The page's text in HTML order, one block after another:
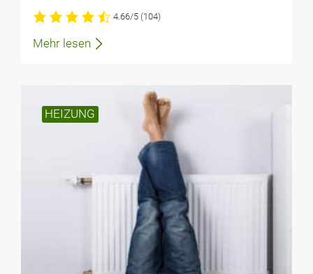
GESETZLICHE REGELUNGEN SCHAFFEN!
Antworten
Ulrich Altenhofen
Ich habe seit September 2025 eine Bosch-
Wärmepumpe. In der Nachbarschaft steht eine
Wärmepumpe von LG, die auch mir angeboten
wurde. Sind das Exoten oder weshalb wurden diese
Marken nicht getestet?
9. Jan. 2026 um 11:40 Uhr
Gute Frage. Ich habe dazu auch keine Infos
gefunden und ChatGPT bemüht. Sie sagt, dass
die TOP5-Hersteller mit den meisten
4.66/5 (104)
Mehr lesen
HEIZUNG